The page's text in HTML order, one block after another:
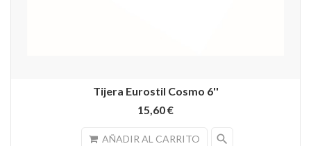
Tijera Eurostil Cosmo 6''
15,60 €
AÑADIR AL CARRITO search